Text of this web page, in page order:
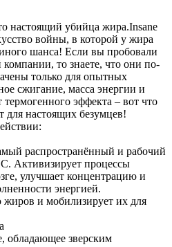
настоящий убийца жира.Insane
войны, в которой у жира
шанса! Если вы пробовали
то знаете, что они по-
только для опытных
сжигание, масса энергии и
эффекта – вот что
для настоящих безумцев!
распространённый и рабочий
Активизирует процессы
улучшает концентрацию и
энергией.
и мобилизирует их для
обладающее зверским